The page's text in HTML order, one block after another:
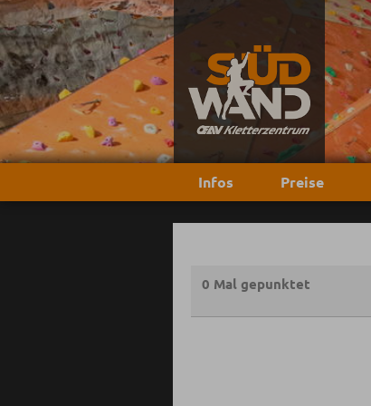
Infos Preise
0 Mal gepunktet